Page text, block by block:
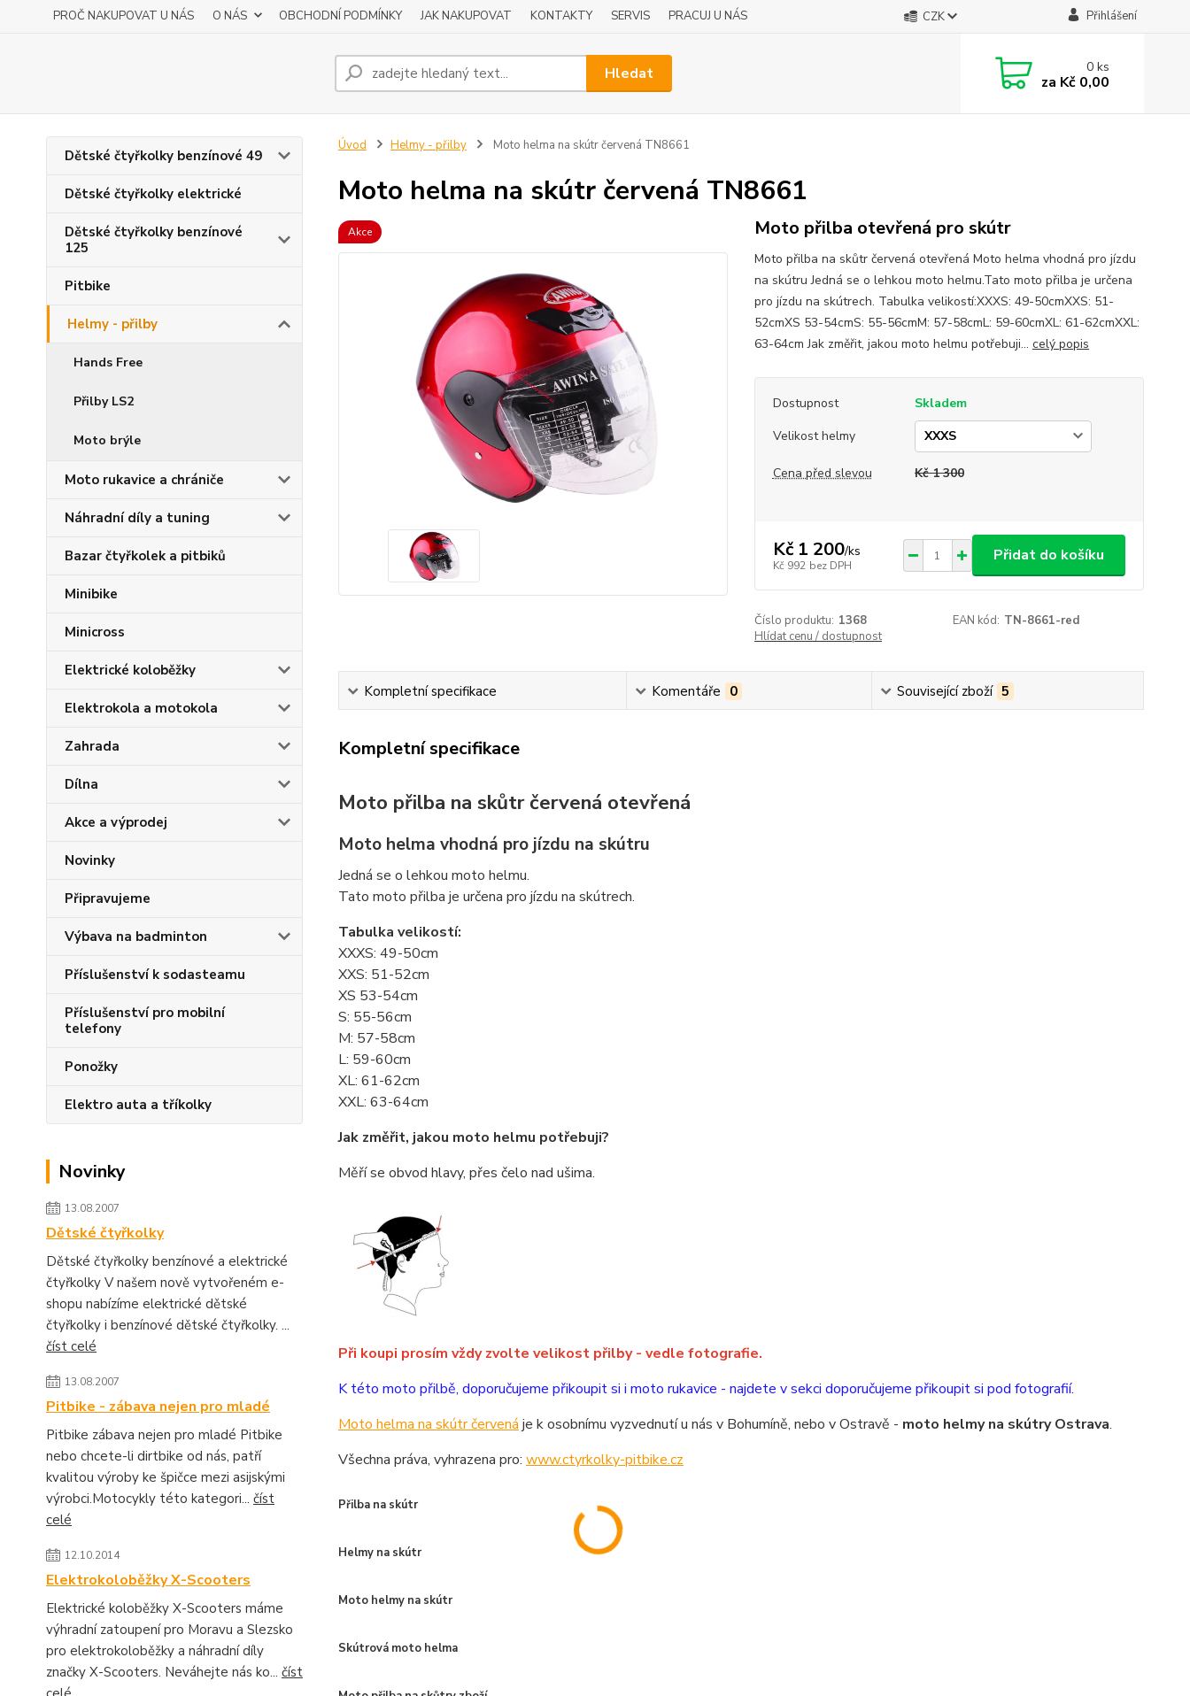
PROČ NAKUPOVAT U NÁS O NÁS OBCHODNÍ PODMÍNKY JAK NAKUPOVAT KONTAKTY SERVIS PRACUJ U NÁS CZK Přihlášení
Hledat 0ks
za Kč 0,00
Dětské čtyřkolky benzínové 49
Dětské čtyřkolky elektrické
Dětské čtyřkolky benzínové
125
Pitbike
Helmy - přilby
Hands Free
Přilby LS2
Moto brýle
Moto rukavice a chrániče
Náhradní díly a tuning
Bazar čtyřkolek a pitbiků
Minibike
Minicross
Elektrické koloběžky
Elektrokola a motokola
Zahrada
Dílna
Akce a výprodej
Novinky
Připravujeme
Výbava na badminton
Příslušenství k sodasteamu
Příslušenství pro mobilní
telefony
Ponožky
Elektro auta a tříkolky
Novinky
13.08.2007
Dětské čtyřkolky
Dětské čtyřkolky benzínové a elektrické
čtyřkolky V našem nově vytvořeném e-
shopu nabízíme elektrické dětské
čtyřkolky i benzínové dětské čtyřkolky. ...
číst celé
13.08.2007
Pitbike - zábava nejen pro mladé
Pitbike zábava nejen pro mladé Pitbike
nebo chcete-li dirtbike od nás, patří
kvalitou výroby ke špičce mezi asijskými
výrobci.Motocykly této kategori... číst
celé
12.10.2014
Elektrokoloběžky X-Scooters
Elektrické koloběžky X-Scooters máme
výhradní zatoupení pro Moravu a Slezsko
pro elektrokoloběžky a náhradní díly
značky X-Scooters. Neváhejte nás ko... číst
Úvod Helmy - přilby Moto helma na skútr červená TN8661
Moto helma na skútr červená TN8661
Akce Moto přilba otevřená pro skútr
Moto přilba na skůtr červená otevřená Moto helma vhodná pro jízdu
na skútru Jedná se o lehkou moto helmu.Tato moto přilba je určena
pro jízdu na skútrech. Tabulka velikostí:XXXS: 49-50cmXXS: 51-
52cmXS 53-54cmS: 55-56cmM: 57-58cmL: 59-60cmXL: 61-62cmXXL:
63-64cm Jak změřit, jakou moto helmu potřebuji... celý popis
Dostupnost
Skladem
Velikost helmy
Cena před slevou Kč 1 300
Kč 1 200/ks
Kč 992 bez DPH
Přidat do košíku
Číslo produktu: 1368 EAN kód: TN-8661-red
Hlídat cenu / dostupnost
Kompletní specifikace Komentáře 0 Související zboží 5
Kompletní specifikace
Moto přilba na skůtr červená otevřená
Moto helma vhodná pro jízdu na skútru
Jedná se o lehkou moto helmu.
Tato moto přilba je určena pro jízdu na skútrech.
Tabulka velikostí:
XXXS: 49-50cm
XXS: 51-52cm
XS 53-54cm
S: 55-56cm
M: 57-58cm
L: 59-60cm
XL: 61-62cm
XXL: 63-64cm
Jak změřit, jakou moto helmu potřebuji?
Měří se obvod hlavy, přes čelo nad ušima.
Při koupi prosím vždy zvolte velikost přilby - vedle fotografie.
K této moto přilbě, doporučujeme přikoupit si i moto rukavice - najdete v sekci doporučujeme přikoupit si pod fotografií.
Moto helma na skútr červená je k osobnímu vyzvednutí u nás v Bohumíně, nebo v Ostravě - moto helmy na skútry Ostrava.
Všechna práva, vyhrazena pro: www.ctyrkolky-pitbike.cz
Přilba na skútr
Helmy na skútr
Moto helmy na skútr
Skútrová moto helma